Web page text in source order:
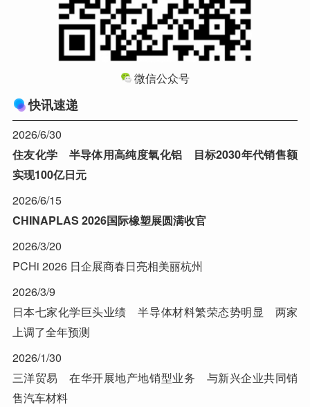
微信公众号
快讯速递
2026/6/30
住友化学 半导体用高纯度氧化铝 目标2030年代销售额
实现100亿日元
2026/6/15
CHINAPLAS 2026国际橡塑展圆满收官
2026/3/20
PCHi 2026 日企展商春日亮相美丽杭州
2026/3/9
日本七家化学巨头业绩 半导体材料繁荣态势明显 两家
上调了全年预测
2026/1/30
三洋贸易 在华开展地产地销型业务 与新兴企业共同销
售汽车材料